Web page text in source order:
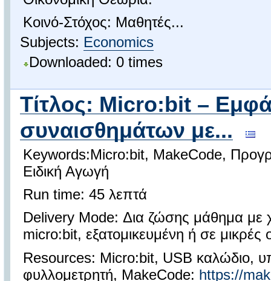
Κοινό-Στόχος: Μαθητές...
Subjects: Economics
Downloaded: 0 times
Τίτλος: Micro:bit –
συναισθημάτων με...
Keywords:Micro:bit, MakeCode,
Ειδική Αγωγή
Run time: 45 λεπτά
Delivery Mode: Δια ζώσης μάθημα με
micro:bit, εξατομικευμένη ή σε μικρές
Resources: Micro:bit, USB καλώδιο,
φυλλομετρητή, MakeCode: https://